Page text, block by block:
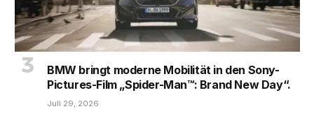
BMW bringt moderne Mobilität in den Sony-
Pictures-Film „Spider-Man™: Brand New Day“.
Juli 29, 2026